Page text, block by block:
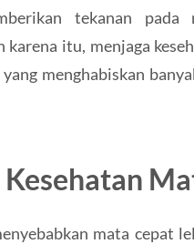
tekanan pada
itu, menjaga
menghabiskan
mata cepat